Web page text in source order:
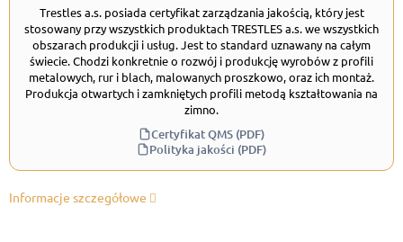
Trestles a.s. posiada certyfikat zarządzania jakością, który jest
stosowany przy wszystkich produktach TRESTLES a.s. we wszystkich
obszarach produkcji i usług. Jest to standard uznawany na całym
świecie. Chodzi konkretnie o rozwój i produkcję wyrobów z profili
metalowych, rur i blach, malowanych proszkowo, oraz ich montaż.
Produkcja otwartych i zamkniętych profili metodą kształtowania na
zimno.
Certyfikat QMS (PDF)
Polityka jakości (PDF)
Informacje szczegółowe